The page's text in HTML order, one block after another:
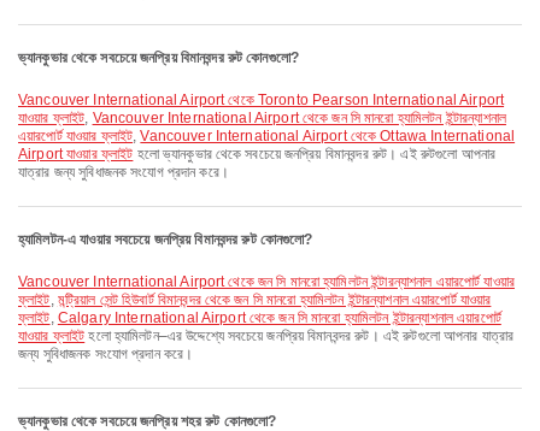
ভ্যানকুভার থেকে সবচেয়ে জনপ্রিয় বিমানবন্দর রুট কোনগুলো?
Vancouver International Airport থেকে Toronto Pearson International Airport
যাওয়ার ফ্লাইট, Vancouver International Airport থেকে জন সি মানরো হ্যামিলটন ইন্টারন্যাশনাল
এয়ারপোর্ট যাওয়ার ফ্লাইট,Vancouver International Airport থেকে Ottawa International
Airport যাওয়ার ফ্লাইট হলো ভ্যানকুভার থেকে সবচেয়ে জনপ্রিয় বিমানবন্দর রুট। এই রুটগুলো আপনার
যাত্রার জন্য সুবিধাজনক সংযোগ প্রদান করে।
হ্যামিলটন-এ যাওয়ার সবচেয়ে জনপ্রিয় বিমানবন্দর রুট কোনগুলো?
Vancouver International Airport থেকে জন সি মানরো হ্যামিলটন ইন্টারন্যাশনাল এয়ারপোর্ট যাওয়ার
ফ্লাইট, মন্ট্রিয়াল সেন্ট হিউবার্ট বিমানবন্দর থেকে জন সি মানরো হ্যামিলটন ইন্টারন্যাশনাল এয়ারপোর্ট যাওয়ার
ফ্লাইট, Calgary International Airport থেকে জন সি মানরো হ্যামিলটন ইন্টারন্যাশনাল এয়ারপোর্ট
যাওয়ার ফ্লাইট হলো হ্যামিলটন–এর উদ্দেশ্যে সবচেয়ে জনপ্রিয় বিমানবন্দর রুট। এই রুটগুলো আপনার যাত্রার
জন্য সুবিধাজনক সংযোগ প্রদান করে।
ভ্যানকুভার থেকে সবচেয়ে জনপ্রিয় শহর রুট কোনগুলো?